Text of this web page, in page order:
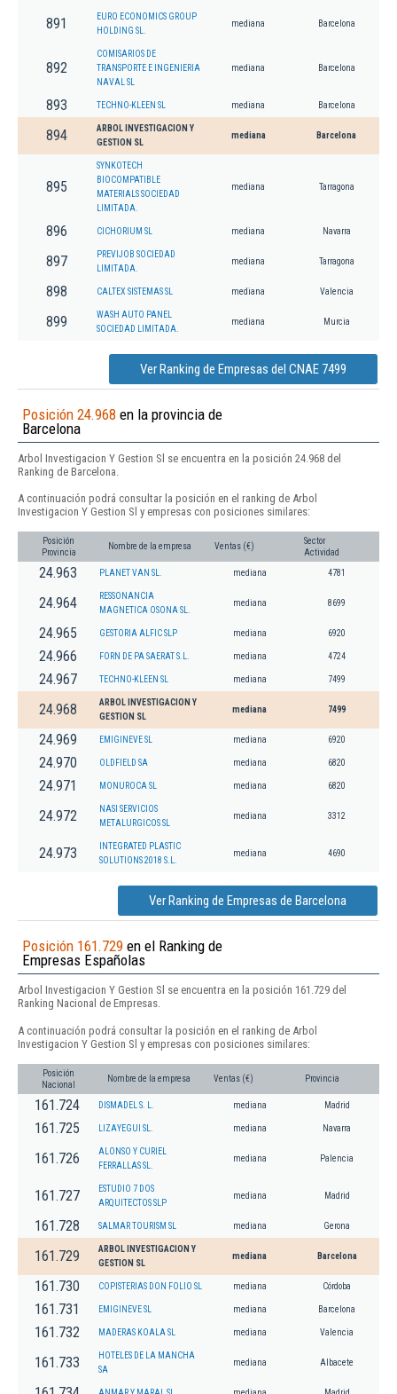
891
EURO ECONOMICS GROUP
HOLDING SL.
mediana Barcelona
892
COMISARIOS DE
TRANSPORTE E INGENIERIA
NAVAL SL
mediana Barcelona
893 TECHNO-KLEEN SL mediana Barcelona
894
ARBOL INVESTIGACION Y
GESTION SL
mediana Barcelona
895
SYNKOTECH
BIOCOMPATIBLE
MATERIALS SOCIEDAD
LIMITADA.
mediana Tarragona
896 CICHORIUM SL mediana Navarra
897
PREVIJOB SOCIEDAD
LIMITADA.
mediana Tarragona
898 CALTEX SISTEMAS SL mediana Valencia
899
WASH AUTO PANEL
SOCIEDAD LIMITADA.
mediana Murcia
Ver Ranking de Empresas del CNAE 7499
Posición 24.968 en la provincia de
Barcelona
Arbol Investigacion Y Gestion Sl se encuentra en la posición 24.968 del
Ranking de Barcelona.
A continuación podrá consultar la posición en el ranking de Arbol
Investigacion Y Gestion Sl y empresas con posiciones similares:
Posición
Provincia
Nombre de la empresa Ventas (€)
Sector
Actividad
24.963 PLANET VAN SL. mediana 4781
24.964
RESSONANCIA
MAGNETICA OSONA SL.
mediana 8699
24.965 GESTORIA ALFIC SLP mediana 6920
24.966 FORN DE PA SAERAT S.L. mediana 4724
24.967 TECHNO-KLEEN SL mediana 7499
24.968
ARBOL INVESTIGACION Y
GESTION SL
mediana 7499
24.969 EMIGINEVE SL mediana 6920
24.970 OLDFIELD SA mediana 6820
24.971 MONUROCA SL mediana 6820
24.972
NASI SERVICIOS
METALURGICOS SL
mediana 3312
24.973
INTEGRATED PLASTIC
SOLUTIONS 2018 S.L.
mediana 4690
Ver Ranking de Empresas de Barcelona
Posición 161.729 en el Ranking de
Empresas Españolas
Arbol Investigacion Y Gestion Sl se encuentra en la posición 161.729 del
Ranking Nacional de Empresas.
A continuación podrá consultar la posición en el ranking de Arbol
Investigacion Y Gestion Sl y empresas con posiciones similares:
Posición
Nacional
Nombre de la empresa Ventas (€) Provincia
161.724 DISMADEL S. L. mediana Madrid
161.725 LIZAYEGUI SL. mediana Navarra
161.726
ALONSO Y CURIEL
FERRALLAS SL.
mediana Palencia
161.727
ESTUDIO 7 DOS
ARQUITECTOS SLP
mediana Madrid
161.728 SALMAR TOURISM SL mediana Gerona
161.729
ARBOL INVESTIGACION Y
GESTION SL
mediana Barcelona
161.730 COPISTERIAS DON FOLIO SL mediana Córdoba
161.731 EMIGINEVE SL mediana Barcelona
161.732 MADERAS KOALA SL mediana Valencia
161.733
HOTELES DE LA MANCHA
SA
mediana Albacete